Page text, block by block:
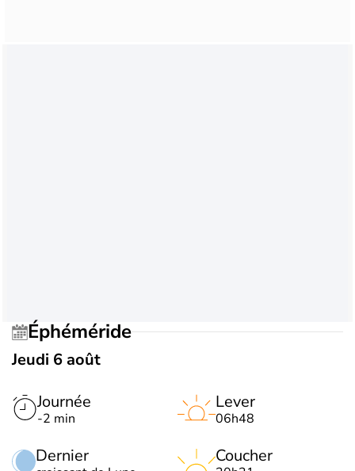
Éphéméride
Jeudi 6 août
Journée
-2 min
Dernier
Lever
06h48
Coucher